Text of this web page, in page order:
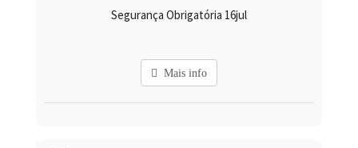
Segurança Obrigatória 16jul
Mais info